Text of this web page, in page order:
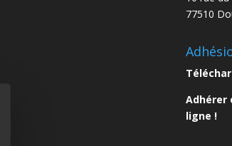
Masquer le bandeau des
77510
Adhérer
ligne !